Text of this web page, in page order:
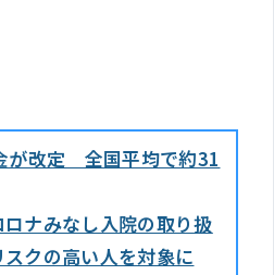
が改定 全国平均で約31
ナみなし入院の取り扱
クの高い人を対象に